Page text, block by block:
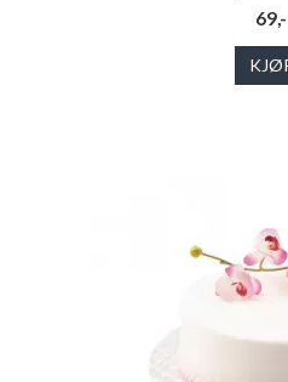
69,-